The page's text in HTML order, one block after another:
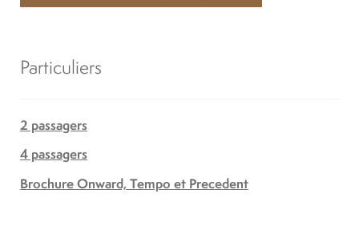
Particuliers
2 passagers
4 passagers
Brochure Onward, Tempo et Precedent